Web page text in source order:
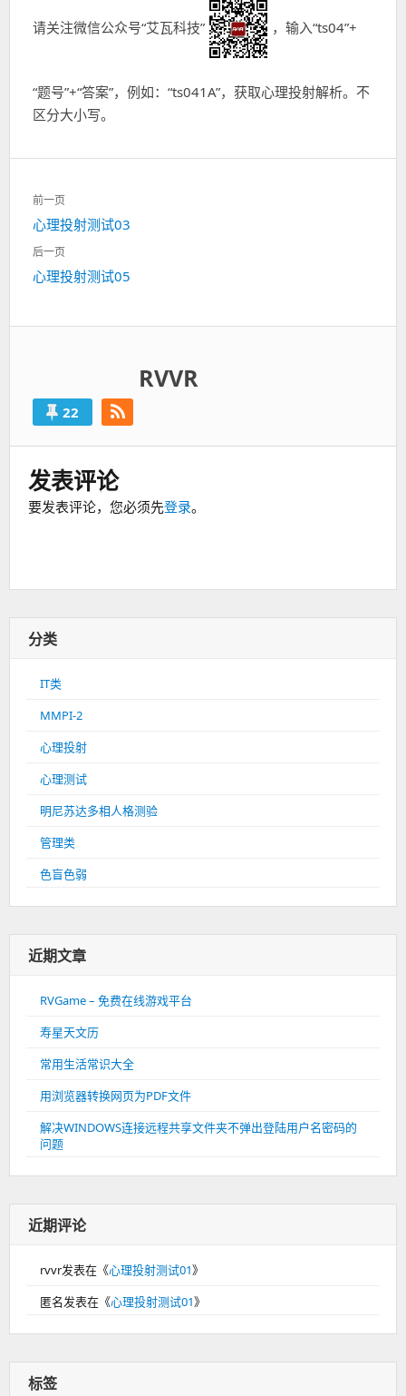
请关注微信公众号“艾瓦科技” ，输入“ts04”+
“题号”+“答案”，例如：“ts041A”，获取心理投射解析。不
区分大小写。
文
章
导
航
前一页
上
一
心理投射测试03
后一页
下
心理投射测试05
RVVR
22
发表评论
要发表评论，您必须先登录。
分类
IT类
MMPI-2
心理投射
心理测试
明尼苏达多相人格测验
管理类
色盲色弱
近期文章
RVGame – 免费在线游戏平台
寿星天文历
常用生活常识大全
用浏览器转换网页为PDF文件
解决WINDOWS连接远程共享文件夹不弹出登陆用户名密码的
问题
近期评论
rvvr发表在《心理投射测试01》
匿名发表在《心理投射测试01》
标签